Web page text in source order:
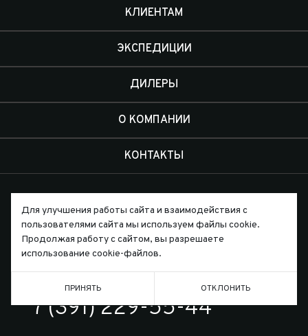
КЛИЕНТАМ
ЭКСПЕДИЦИИ
ДИЛЕРЫ
О КОМПАНИИ
КОНТАКТЫ
Письмо директору
ТЕЛЕФОН
7 (391) 229-55-44
Для улучшения работы сайта и взаимодействия с
пользователями сайта мы используем файлы cookie.
Продолжая работу с сайтом, вы разрешаете
использование cookie-файлов.
ПРИНЯТЬ ОТКЛОНИТЬ